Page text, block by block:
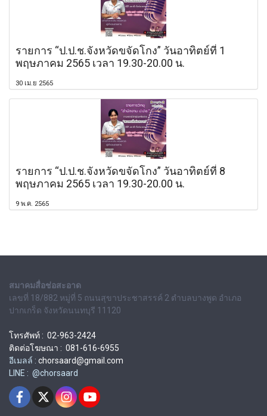
รายการ “ป.ป.ช.จังหวัดขจัดโกง” วันอาทิตย์ที่ 1
พฤษภาคม 2565 เวลา 19.30-20.00 น.
30 เม.ย 2565
รายการ “ป.ป.ช.จังหวัดขจัดโกง” วันอาทิตย์ที่ 8
พฤษภาคม 2565 เวลา 19.30-20.00 น.
9 พ.ค. 2565
สมาคมสื่อช่อสะอาด
เลขที่ 18/882 หมู่ที่ 5 ถนนสุขาประชาสรรค์ 2 ตำบลบางพูด อำเภอ
ปากเกร็ด จังหวัดนนทบุรี 11120
โทรศัพท์ : 02-963-2424
ติดต่อโฆษณา : 081-616-6955
อีเมลล์ : chorsaard@gmail.com
LINE : @chorsaard